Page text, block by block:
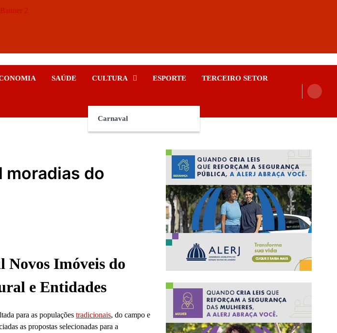
SAÚDE CULTURA
Carnaval
ESPORTE TERCEIRO SETOR
moradias do
Novos Imóveis do
e Entidades
para as populações tradicionais, do campo e
as propostas selecionadas para a